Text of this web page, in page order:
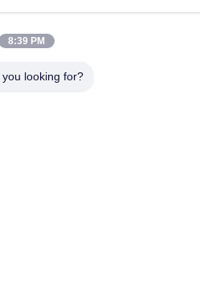
8:39 PM
looking for?